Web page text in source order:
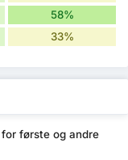
58%
33%
første og andre